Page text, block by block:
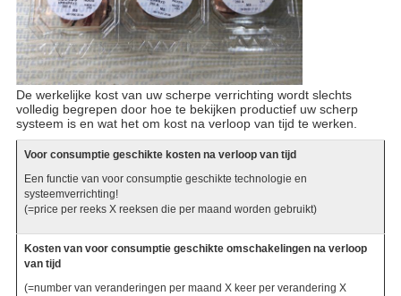
De werkelijke kost van uw scherpe verrichting wordt slechts
volledig begrepen door hoe te bekijken productief uw scherp
systeem is en wat het om kost na verloop van tijd te werken.
Voor consumptie geschikte kosten na verloop van tijd
Een functie van voor consumptie geschikte technologie en
systeemverrichting!
(=price per reeks X reeksen die per maand worden gebruikt)
Kosten van voor consumptie geschikte omschakelingen na verloop
van tijd
(=number van veranderingen per maand X keer per verandering X